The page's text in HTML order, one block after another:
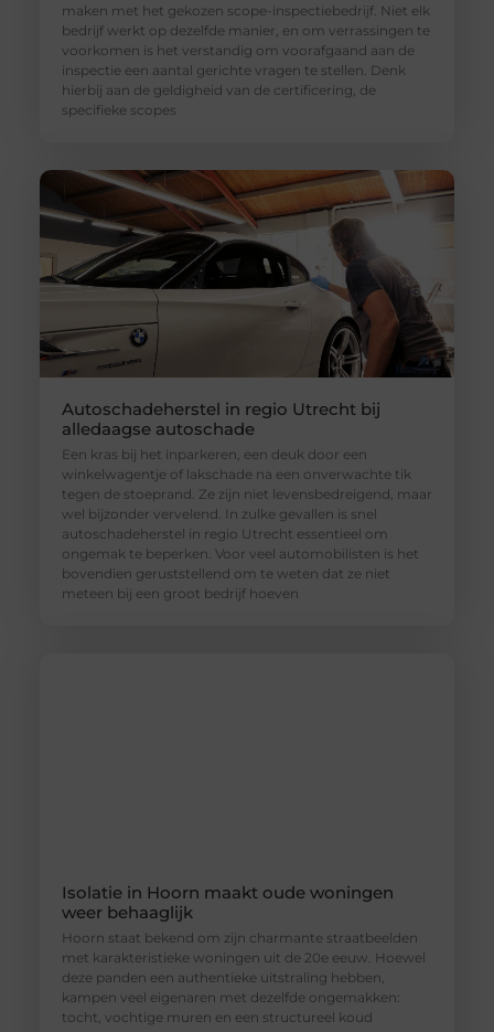
maken met het gekozen scope-inspectiebedrijf. Niet elk
bedrijf werkt op dezelfde manier, en om verrassingen te
voorkomen is het verstandig om voorafgaand aan de
inspectie een aantal gerichte vragen te stellen. Denk
hierbij aan de geldigheid van de certificering, de
specifieke scopes
Autoschadeherstel in regio Utrecht bij
alledaagse autoschade
Een kras bij het inparkeren, een deuk door een
winkelwagentje of lakschade na een onverwachte tik
tegen de stoeprand. Ze zijn niet levensbedreigend, maar
wel bijzonder vervelend. In zulke gevallen is snel
autoschadeherstel in regio Utrecht essentieel om
ongemak te beperken. Voor veel automobilisten is het
bovendien geruststellend om te weten dat ze niet
meteen bij een groot bedrijf hoeven
Isolatie in Hoorn maakt oude woningen
weer behaaglijk
Hoorn staat bekend om zijn charmante straatbeelden
met karakteristieke woningen uit de 20e eeuw. Hoewel
deze panden een authentieke uitstraling hebben,
kampen veel eigenaren met dezelfde ongemakken:
tocht, vochtige muren en een structureel koud